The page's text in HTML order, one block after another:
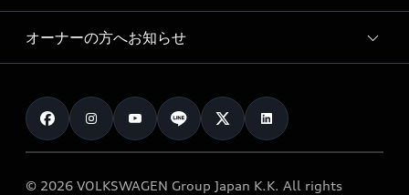
車両比較
カタログ一覧
Audi collection
アウディナビアプリ
サービスプログラム
メンテナンス
車検 / 定期点検
e-tronアフターサポート
Audi認定中古車
クオリティ
保証
メンテナンス
オーナーの方へお知らせ
お知らせ
オーナー様向けキャンペーン
© 2026 VOLKSWAGEN Group Japan K.K. All rights